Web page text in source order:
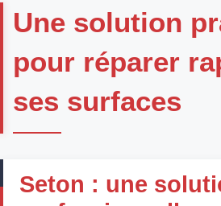
Une solution
pour réparer
ses surfaces
Seton : une